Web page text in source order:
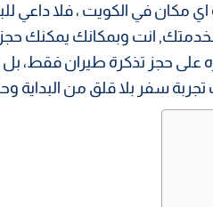
اي مكان في الكويت ، فلا داعي
انت وبمكانك يمكنك
على حجز تذكرة طيران فقط، بل
سفر بلا قلق من البداية